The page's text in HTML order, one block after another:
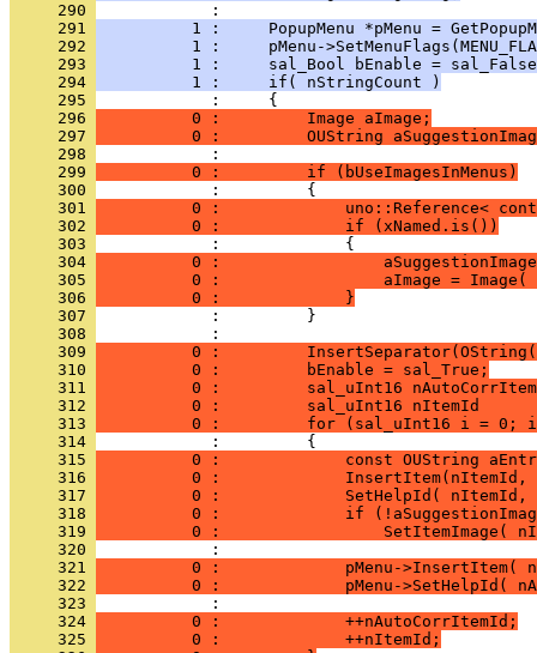
     290
     291
1 :     PopupMenu *pMenu =
     292
1 :     pMenu-
     293
1 :     sal_Bool bEnable =
     294
          1 :     if( nStringCount )
     295
     296
          0 :         Image aImage;
     297
0 :         OUString
     298
     299
          0 :         if (bUseImagesInMenus)
     300
     301
0 :             uno::Reference<
     302
          0 :             if (xNamed.is())
     303
     304
0 :
     305
0 :                 aImage = Image(
     306
          0 :             }
     307
     308
     309
0 :
     310
          0 :         bEnable = sal_True;
     311
0 :         sal_uInt16
     312
0 :         sal_uInt16 nItemId
     313
0 :         for (sal_uInt16 i = 0;
     314
     315
0 :             const OUString
     316
0 :             InsertItem(nItemId,
     317
0 :             SetHelpId( nItemId,
     318
0 :             if
     319
0 :                 SetItemImage(
     320
     321
0 :             pMenu->InsertItem(
     322
0 :             pMenu->SetHelpId(
     323
     324
          0 :             ++nAutoCorrItemId;
     325
          0 :             ++nItemId;